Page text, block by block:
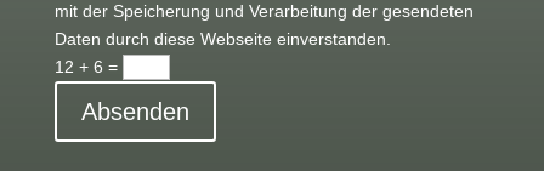
mit der Speicherung und Verarbeitung der gesendeten
Daten durch diese Webseite einverstanden.
12 + 6 =
Absenden